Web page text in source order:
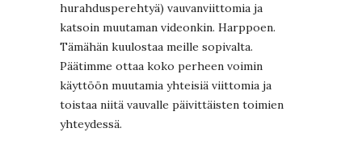
hurahdusperehtyä) vauvanviittomia ja
katsoin muutaman videonkin. Harppoen.
Tämähän kuulostaa meille sopivalta.
Päätimme ottaa koko perheen voimin
käyttöön muutamia yhteisiä viittomia ja
toistaa niitä vauvalle päivittäisten toimien
yhteydessä.